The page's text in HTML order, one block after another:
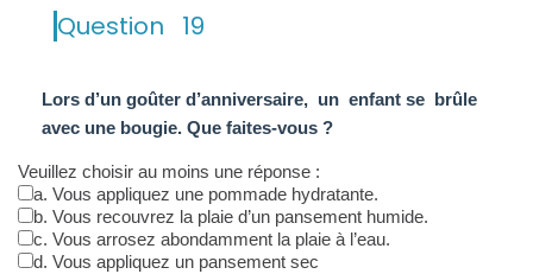
Question 19
Lors d’un goûter d’anniversaire, un enfant se brûle
avec une bougie. Que faites-vous ?
Veuillez choisir au moins une réponse :
a. Vous appliquez une pommade hydratante.
b. Vous recouvrez la plaie d’un pansement humide.
c. Vous arrosez abondamment la plaie à l’eau.
d. Vous appliquez un pansement sec